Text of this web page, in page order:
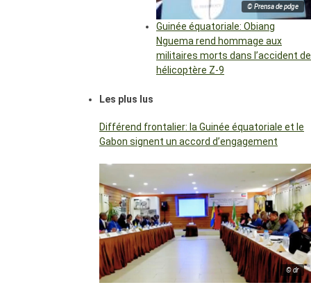
© Prensa de pdge
Guinée équatoriale: Obiang
Nguema rend hommage aux
militaires morts dans l’accident de
hélicoptère Z-9
Les plus lus
Différend frontalier: la Guinée équatoriale et le
Gabon signent un accord d’engagement
© dr